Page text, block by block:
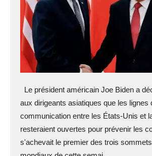
Le président américain Joe Biden a
aux dirigeants asiatiques que les lignes
communication entre les États-Unis et
resteraient ouvertes pour prévenir les
s'achevait le premier des trois